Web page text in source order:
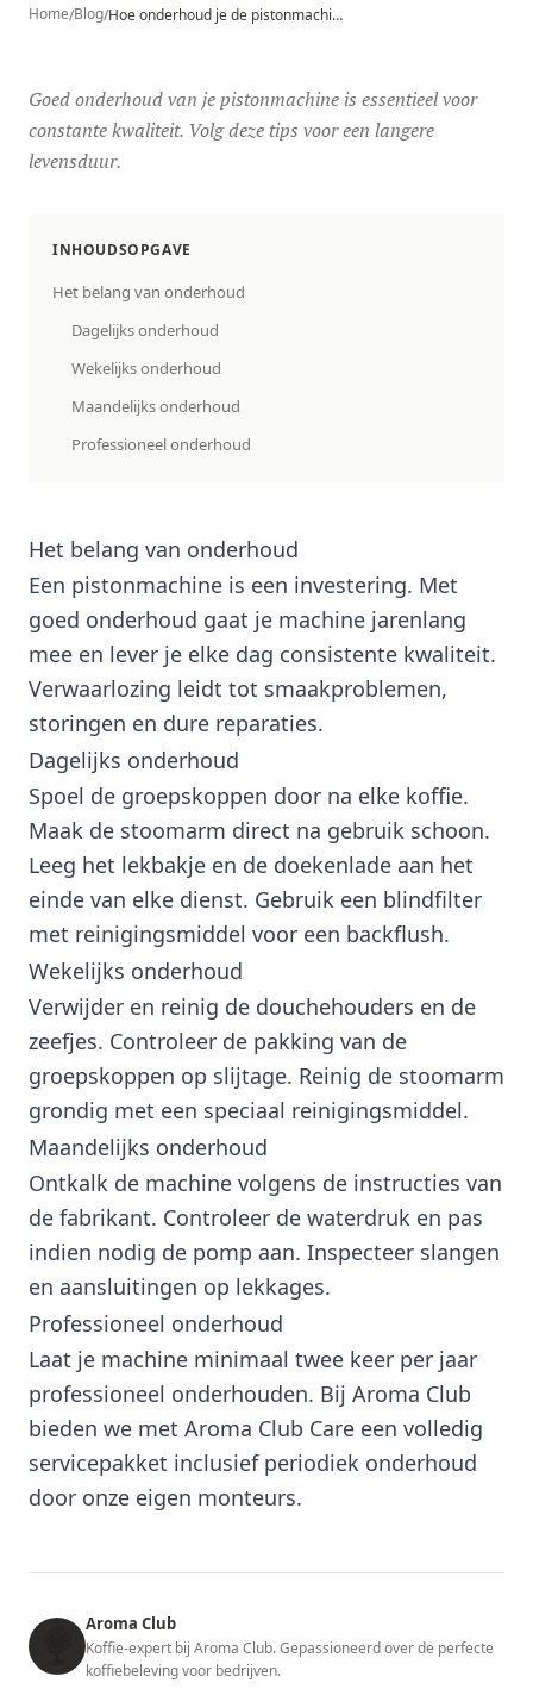
Home/Blog/ Hoe onderhoud je de pistonmachine in jouw horecazaak?
Goed onderhoud van je pistonmachine is essentieel voor
constante kwaliteit. Volg deze tips voor een langere
levensduur.
INHOUDSOPGAVE
Het belang van onderhoud
Dagelijks onderhoud
Wekelijks onderhoud
Maandelijks onderhoud
Professioneel onderhoud
Het belang van onderhoud
Een pistonmachine is een investering. Met
goed onderhoud gaat je machine jarenlang
mee en lever je elke dag consistente kwaliteit.
Verwaarlozing leidt tot smaakproblemen,
storingen en dure reparaties.
Dagelijks onderhoud
Spoel de groepskoppen door na elke koffie.
Maak de stoomarm direct na gebruik schoon.
Leeg het lekbakje en de doekenlade aan het
einde van elke dienst. Gebruik een blindfilter
met reinigingsmiddel voor een backflush.
Wekelijks onderhoud
Verwijder en reinig de douchehouders en de
zeefjes. Controleer de pakking van de
groepskoppen op slijtage. Reinig de stoomarm
grondig met een speciaal reinigingsmiddel.
Maandelijks onderhoud
Ontkalk de machine volgens de instructies van
de fabrikant. Controleer de waterdruk en pas
indien nodig de pomp aan. Inspecteer slangen
en aansluitingen op lekkages.
Professioneel onderhoud
Laat je machine minimaal twee keer per jaar
professioneel onderhouden. Bij Aroma Club
bieden we met Aroma Club Care een volledig
servicepakket inclusief periodiek onderhoud
door onze eigen monteurs.
Aroma Club
Koffie-expert bij Aroma Club. Gepassioneerd over de perfecte
koffiebeleving voor bedrijven.